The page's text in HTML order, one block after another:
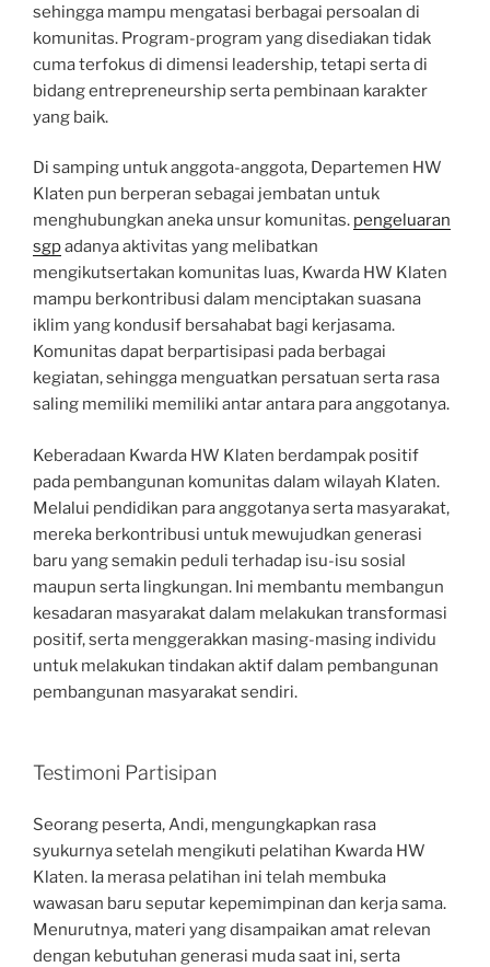
sehingga mampu mengatasi berbagai persoalan di
komunitas. Program-program yang disediakan tidak
cuma terfokus di dimensi leadership, tetapi serta di
bidang entrepreneurship serta pembinaan karakter
yang baik.
Di samping untuk anggota-anggota, Departemen HW
Klaten pun berperan sebagai jembatan untuk
menghubungkan aneka unsur komunitas. pengeluaran
sgpadanya aktivitas yang melibatkan
mengikutsertakan komunitas luas, Kwarda HW Klaten
mampu berkontribusi dalam menciptakan suasana
iklim yang kondusif bersahabat bagi kerjasama.
Komunitas dapat berpartisipasi pada berbagai
kegiatan, sehingga menguatkan persatuan serta rasa
saling memiliki memiliki antar antara para anggotanya.
Keberadaan Kwarda HW Klaten berdampak positif
pada pembangunan komunitas dalam wilayah Klaten.
Melalui pendidikan para anggotanya serta masyarakat,
mereka berkontribusi untuk mewujudkan generasi
baru yang semakin peduli terhadap isu-isu sosial
maupun serta lingkungan. Ini membantu membangun
kesadaran masyarakat dalam melakukan transformasi
positif, serta menggerakkan masing-masing individu
untuk melakukan tindakan aktif dalam pembangunan
pembangunan masyarakat sendiri.
Testimoni Partisipan
Seorang peserta, Andi, mengungkapkan rasa
syukurnya setelah mengikuti pelatihan Kwarda HW
Klaten. Ia merasa pelatihan ini telah membuka
wawasan baru seputar kepemimpinan dan kerja sama.
Menurutnya, materi yang disampaikan amat relevan
dengan kebutuhan generasi muda saat ini, serta